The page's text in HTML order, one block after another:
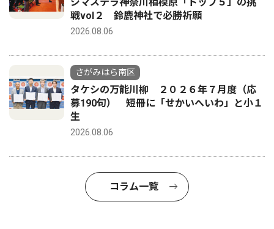
ジマステラ神奈川相模原「トップ５」の挑
戦vol２ 鈴鹿神社で必勝祈願
2026.08.06
さがみはら南区
タケシの万能川柳 ２０２６年７月度（応
募190句） 短冊に「せかいへいわ」と小１
生
2026.08.06
コラム一覧